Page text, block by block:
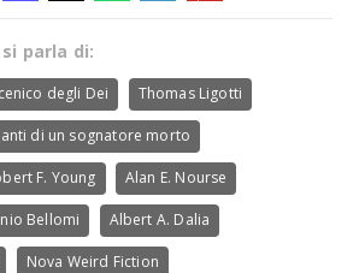
parla di:
degli Dei Thomas Ligotti
di un sognatore morto
F. Young Alan E. Nourse
Bellomi Albert A. Dalia
Nova Weird Fiction